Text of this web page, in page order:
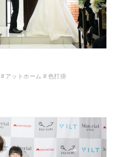
アットホーム 色打掛